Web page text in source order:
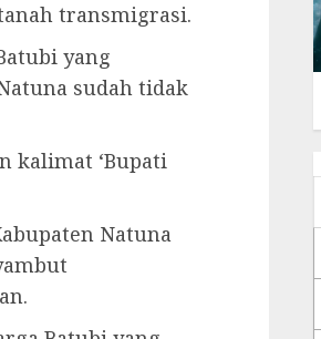
transmigrasi.
yang
sudah tidak
kalimat ‘Bupati
Natuna